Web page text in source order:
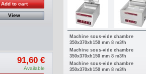
Add to cart
View
91,60 €
Available
Machine sous-vide chambre
350x370xh150 mm 8 m3/h
Machine sous-vide chambre
350x370xh150 mm 8 m3/h
Machine sous-vide chambre
350x370xh150 mm 8 m3/h